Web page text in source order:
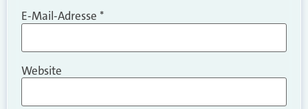
E-Mail-Adresse *
Website